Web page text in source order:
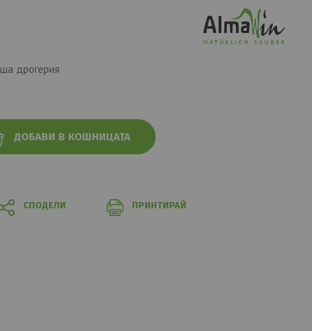
дрогерия
ДОБАВИ В КОШНИЦАТА
СПОДЕЛИ ПРИНТИРАЙ